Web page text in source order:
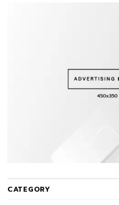
CATEGORY